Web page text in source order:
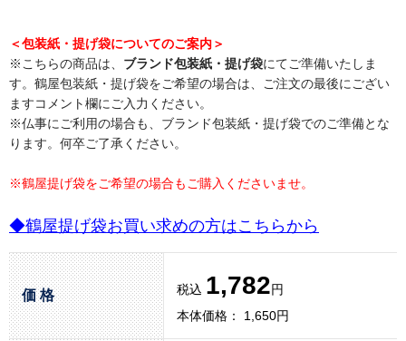
＜包装紙・提げ袋についてのご案内＞
※こちらの商品は、 ブランド包装紙・提げ袋にてご準備いたしま
す。鶴屋包装紙・提げ袋をご希望の場合は、ご注文の最後にござい
ますコメント欄にご入力ください。
※仏事にご利用の場合も、ブランド包装紙・提げ袋でのご準備とな
ります。何卒ご了承ください。
※鶴屋提げ袋をご希望の場合もご購入くださいませ。
◆鶴屋提げ袋お買い求めの方はこちらから
価 格 税込 1,782円
本体価格： 1,650円